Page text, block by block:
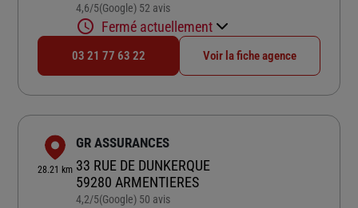
4,6/5Note de 4.6 sur 5
(Google) 52 avis
Fermé actuellement
03 21 77 63 22 Voir la fiche agence
28.21 km
GR ASSURANCES
33 RUE DE DUNKERQUE
59280 ARMENTIERES
4,2/5Note de 4.2 sur 5
(Google) 50 avis